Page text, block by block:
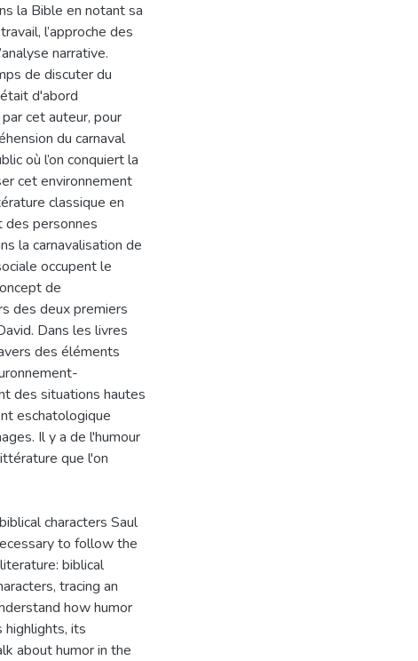
la Bible en notant sa
l’approche des
narrative.
de discuter du
d'abord
cet auteur, pour
du carnaval
où l’on conquiert la
cet environnement
classique en
des personnes
la carnavalisation de
occupent le
de
des deux premiers
Dans les livres
des éléments
des situations hautes
eschatologique
Il y a de l'humour
que l'on
characters Saul
to follow the
biblical
tracing an
how humor
highlights, its
about humor in the